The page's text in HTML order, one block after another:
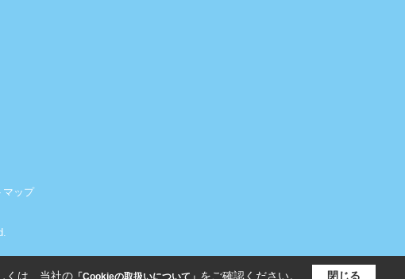
マップ
くは、当社の「Cookieの取扱いについて」 をご確認ください。 閉じる